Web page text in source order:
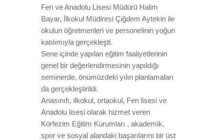
Fen ve Anadolu Lisesi Müdürü Halim
Bayar, İlkokul Müdiresi Çiğdem Aytekin ile
okulun öğretmenleri ve personelinin yoğun
katılımıyla gerçekleşti.
Sene içinde yapılan eğitim faaliyetlerinin
genel bir değerlendirmesinin yapıldığı
seminerde, önümüzdeki yılın planlamaları
da gerçekleştirildi.
Anasınıfı, ilkokul, ortaokul, Fen lisesi ve
Anadolu lisesi olarak hizmet veren
Körfezim Eğitim Kurumları , akademik,
spor ve sosyal alandaki başarılarını bir üst